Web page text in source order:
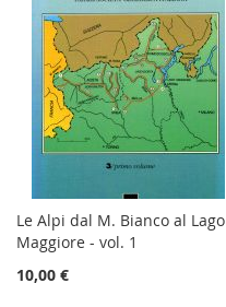
Le Alpi dal M. Bianco al Lago
Maggiore - vol. 1
10,00 €